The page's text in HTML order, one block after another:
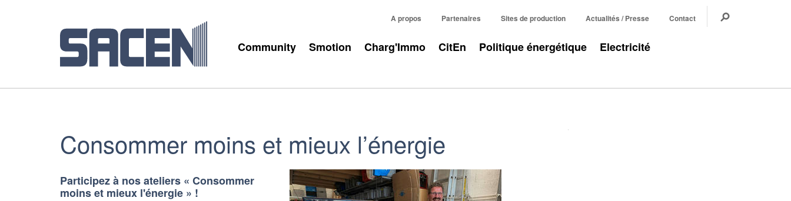
A propos Partenaires Sites de production Actualités / Presse Contact
Community Smotion Charg'Immo CitEn Politique énergétique Electricité
Consommer moins et mieux l’énergie
Participez à nos ateliers « Consommer
moins et mieux l'énergie » !